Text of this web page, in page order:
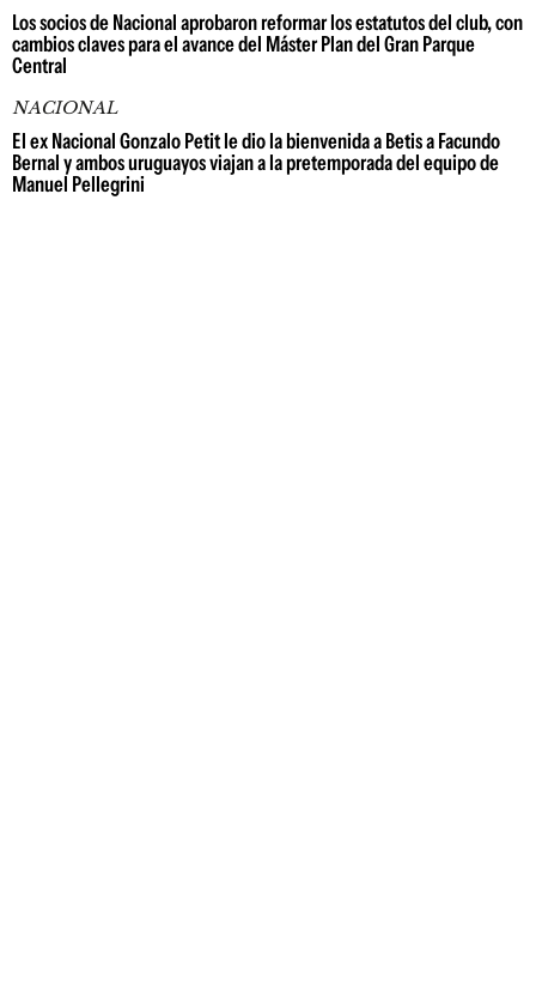
Los socios de Nacional aprobaron reformar los estatutos del club, con
cambios claves para el avance del Máster Plan del Gran Parque
Central
NACIONAL
El ex Nacional Gonzalo Petit le dio la bienvenida a Betis a Facundo
Bernal y ambos uruguayos viajan a la pretemporada del equipo de
Manuel Pellegrini